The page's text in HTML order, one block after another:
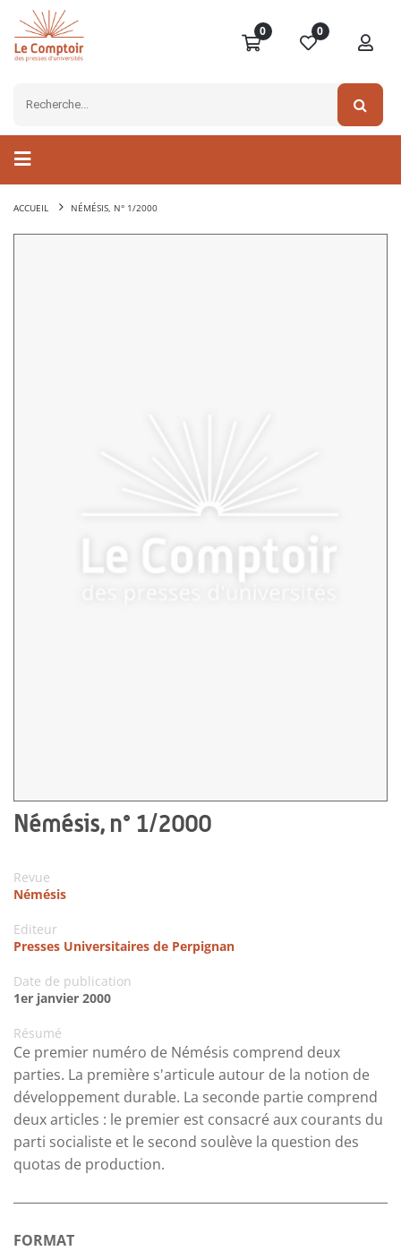
0 0
ACCUEIL NÉMÉSIS, N° 1/2000
Némésis, n° 1/2000
Revue
Némésis
Editeur
Presses Universitaires de Perpignan
Date de publication
1er janvier 2000
Résumé
Ce premier numéro de Némésis comprend deux
parties. La première s'articule autour de la notion de
développement durable. La seconde partie comprend
deux articles : le premier est consacré aux courants du
parti socialiste et le second soulève la question des
quotas de production.
FORMAT